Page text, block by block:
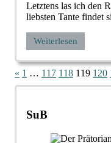
Letztens las ich den
liebsten Tante findet
Weiterlesen
der
Beiträge
« Vorherige
Beiträge
1 … 117 118 119 120
SuB